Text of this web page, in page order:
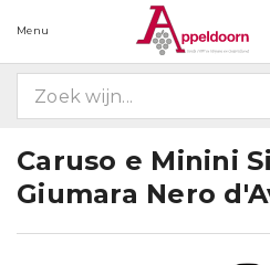
Menu
Caruso e Minini
Giumara Nero